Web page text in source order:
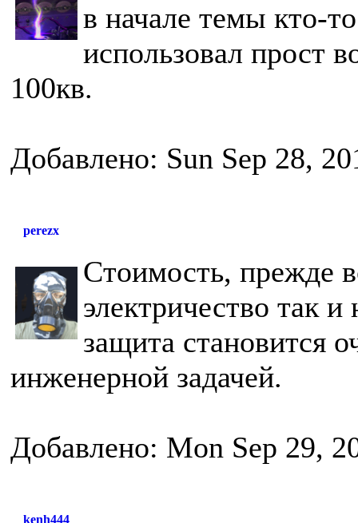
в начале темы кто-
использовал прост
100кв.
Добавлено: Sun Sep 28,
perezx
Стоимость, прежде
электричество так
защита становится
инженерной задачей.
Добавлено: Mon Sep 29,
kenh444